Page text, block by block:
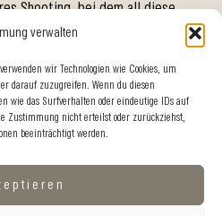
verwalten
wir Technologien wie Cookies, um
darauf zuzugreifen. Wenn du diesen
wie das Surfverhalten oder eindeutige IDs auf
Zustimmung nicht erteilst oder zurückziehst,
beeinträchtigt werden.
Shooting, bei dem all diese